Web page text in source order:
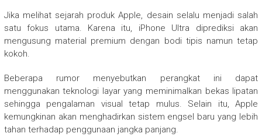
Jika melihat sejarah produk Apple, desain selalu menjadi salah
satu fokus utama. Karena itu, iPhone Ultra diprediksi akan
mengusung material premium dengan bodi tipis namun tetap
kokoh.
Beberapa rumor menyebutkan perangkat ini dapat
menggunakan teknologi layar yang meminimalkan bekas lipatan
sehingga pengalaman visual tetap mulus. Selain itu, Apple
kemungkinan akan menghadirkan sistem engsel baru yang lebih
tahan terhadap penggunaan jangka panjang.